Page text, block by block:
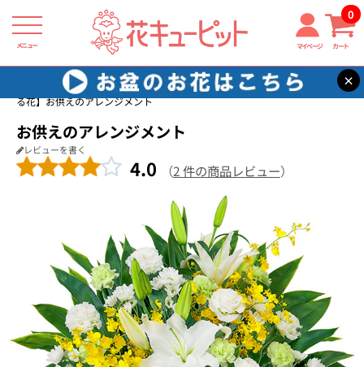
メニュー マイページ カート
0
×
花キューピット 四十九日法要以降に贈る花
【四十九日法要以降に贈
る花】お供えのアレンジメント
お供えのアレンジメント
レビューを書く
4.0 （2 件の商品レビュー）